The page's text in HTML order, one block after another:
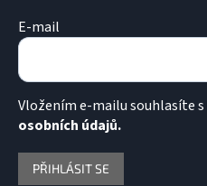
E-mail
Vložením e-mailu souhlasíte s
osobních údajů.
PŘIHLÁSIT SE